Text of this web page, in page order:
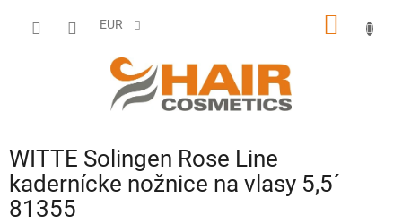
EUR
WITTE Solingen Rose Line
kadernícke nožnice na vlasy 5,5´
81355